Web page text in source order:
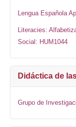
Lengua Española
Literacies:
Social: HUM1044
Didáctica de
Grupo de